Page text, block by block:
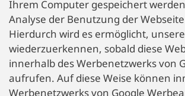
Ihrem Computer gespeichert
Analyse der Benutzung der
Hierdurch wird es ermöglicht,
wiederzuerkennen, sobald diese
innerhalb des Werbenetzwerks von
aufrufen. Auf diese Weise können
Werbenetzwerks von Google